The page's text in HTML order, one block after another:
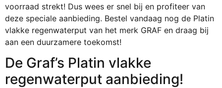
voorraad strekt! Dus wees er snel bij en profiteer van
deze speciale aanbieding. Bestel vandaag nog de Platin
vlakke regenwaterput van het merk GRAF en draag bij
aan een duurzamere toekomst!
De Graf’s Platin vlakke
regenwaterput aanbieding!